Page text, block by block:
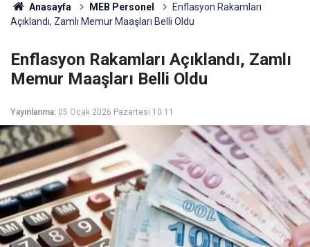
Anasayfa MEB Personel
Enflasyon Rakamları
Açıklandı, Zamlı Memur Maaşları Belli Oldu
Enflasyon Rakamları Açıklandı, Zamlı
Memur Maaşları Belli Oldu
Yayınlanma: 05 Ocak 2026 Pazartesi 10:11